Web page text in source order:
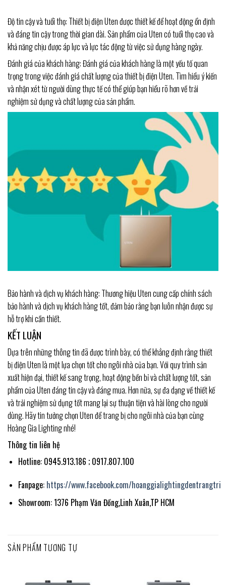
Độ tin cậy và tuổi thọ: Thiết bị điện Uten được thiết kế để hoạt động ổn định
và đáng tin cậy trong thời gian dài. Sản phẩm của Uten có tuổi thọ cao và
khả năng chịu được áp lực và lực tác động từ việc sử dụng hàng ngày.
Đánh giá của khách hàng: Đánh giá của khách hàng là một yếu tố quan
trọng trong việc đánh giá chất lượng của thiết bị điện Uten. Tìm hiểu ý kiến
và nhận xét từ người dùng thực tế có thể giúp bạn hiểu rõ hơn về trải
nghiệm sử dụng và chất lượng của sản phẩm.
Bảo hành và dịch vụ khách hàng: Thương hiệu Uten cung cấp chính sách
bảo hành và dịch vụ khách hàng tốt, đảm bảo rằng bạn luôn nhận được sự
hỗ trợ khi cần thiết.
KẾT LUẬN
Dựa trên những thông tin đã được trình bày, có thể khẳng định rằng thiết
bị điện Uten là một lựa chọn tốt cho ngôi nhà của bạn. Với quy trình sản
xuất hiện đại, thiết kế sang trọng, hoạt động bền bỉ và chất lượng tốt, sản
phẩm của Uten đáng tin cậy và đáng mua. Hơn nữa, sự đa dạng về thiết kế
và trải nghiệm sử dụng tốt mang lại sự thuận tiện và hài lòng cho người
dùng. Hãy tin tưởng chọn Uten để trang bị cho ngôi nhà của bạn cùng
Hoàng Gia Lighting nhé!
Thông tin liên hệ
Hotline: 0945.913.186 ; 0917.807.100
Fanpage: https://www.facebook.com/hoanggialightingdentrangtri
Showroom: 1376 Phạm Văn Đồng,Linh Xuân,TP HCM
SẢN PHẨM TƯƠNG TỰ